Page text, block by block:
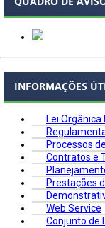
INFORMAÇÕES
Lei Orgânica
Processos
Contratos e
Prestações
Web Service
Conjunto de